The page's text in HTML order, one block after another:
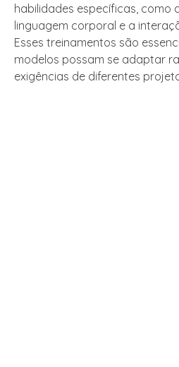
habilidades específicas, como
linguagem corporal e a
Esses treinamentos são
modelos possam se adaptar
exigências de diferentes